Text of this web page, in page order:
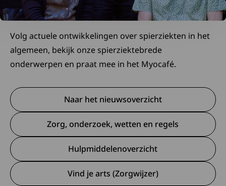
Volg actuele ontwikkelingen over spierziekten in het
algemeen, bekijk onze spierziektebrede
onderwerpen en praat mee in het Myocafé.
Naar het nieuwsoverzicht
Zorg, onderzoek, wetten en regels
Hulpmiddelenoverzicht
Vind je arts (Zorgwijzer)